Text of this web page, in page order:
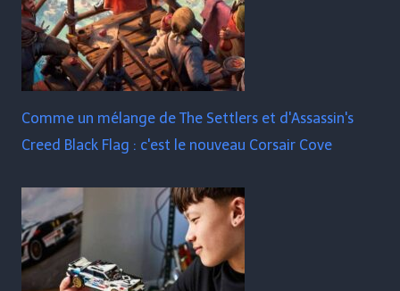
Comme un mélange de The Settlers et d'Assassin's
Creed Black Flag : c'est le nouveau Corsair Cove